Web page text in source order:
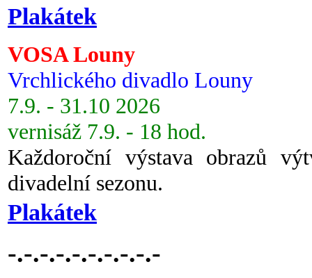
Plakátek
VOSA Louny
Vrchlického divadlo Louny
7.9. - 31.10 2026
vernisáž 7.9. - 18 hod.
Každoroční výstava obrazů
divadelní sezonu.
Plakátek
-.-.-.-.-.-.-.-.-.-